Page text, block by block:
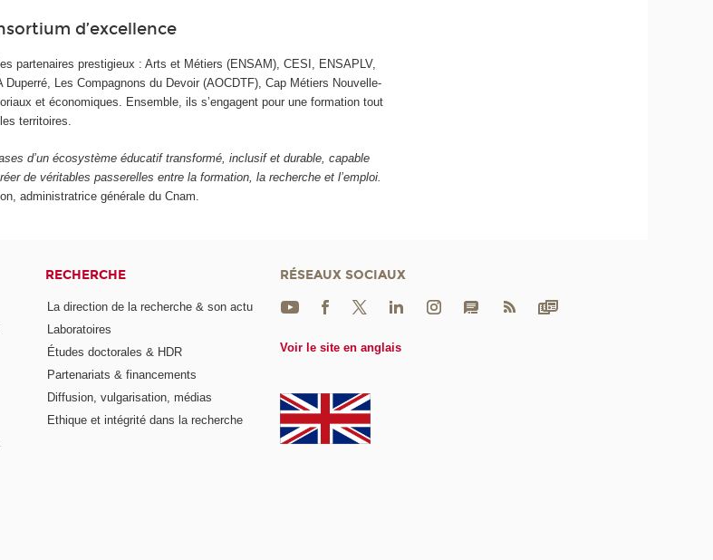
d’excellence
partenaires prestigieux : Arts et Métiers (ENSAM), CESI, ENSAPLV,
Les Compagnons du Devoir (AOCDTF), Cap Métiers Nouvelle-
et économiques. Ensemble, ils s’engagent pour une formation tout
territoires.
d’un écosystème éducatif transformé, inclusif et durable, capable
de véritables passerelles entre la formation, la recherche et l’emploi.
administratrice générale du Cnam.
RECHERCHE
La direction de la recherche & son actu
Laboratoires
Études doctorales & HDR
Partenariats & financements
Diffusion, vulgarisation, médias
Ethique et intégrité dans la recherche
RÉSEAUX SOCIAUX
Voir le site en anglais